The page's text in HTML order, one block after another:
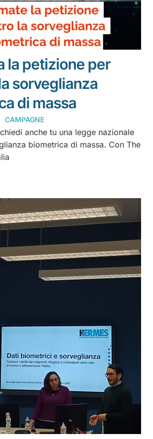
la petizione per
sorveglianza
di massa
CAMPAGNE
anche tu una legge nazionale
biometrica di massa. Con The